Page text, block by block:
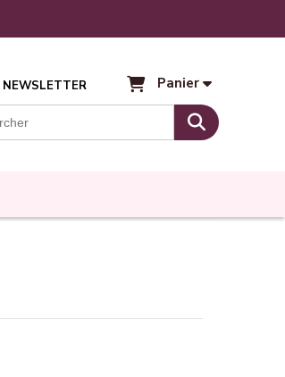
NEWSLETTER Panier